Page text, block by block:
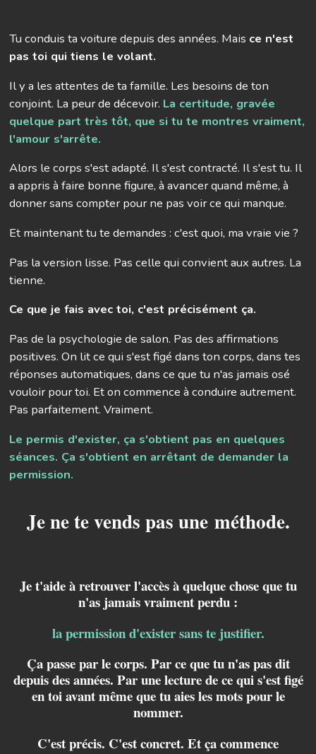
Tu conduis ta voiture depuis des années. Mais ce n'est
pas toi qui tiens le volant.
Il y a les attentes de ta famille. Les besoins de ton
conjoint. La peur de décevoir. La certitude, gravée
quelque part très tôt, que si tu te montres vraiment,
l'amour s'arrête.
Alors le corps s'est adapté. Il s'est contracté. Il s'est tu. Il
a appris à faire bonne figure, à avancer quand même, à
donner sans compter pour ne pas voir ce qui manque.
Et maintenant tu te demandes : c'est quoi, ma vraie vie ?
Pas la version lisse. Pas celle qui convient aux autres. La
tienne.
Ce que je fais avec toi, c'est précisément ça.
Pas de la psychologie de salon. Pas des affirmations
positives. On lit ce qui s'est figé dans ton corps, dans tes
réponses automatiques, dans ce que tu n'as jamais osé
vouloir pour toi. Et on commence à conduire autrement.
Pas parfaitement. Vraiment.
Le permis d'exister, ça s'obtient pas en quelques
séances. Ça s'obtient en arrêtant de demander la
permission.
Je ne te vends pas une méthode.
Je t'aide à retrouver l'accès à quelque chose que tu
n'as jamais vraiment perdu :
la permission d'exister sans te justifier.
Ça passe par le corps. Par ce que tu n'as pas dit
depuis des années. Par une lecture de ce qui s'est figé
en toi avant même que tu aies les mots pour le
nommer.
C'est précis. C'est concret. Et ça commence